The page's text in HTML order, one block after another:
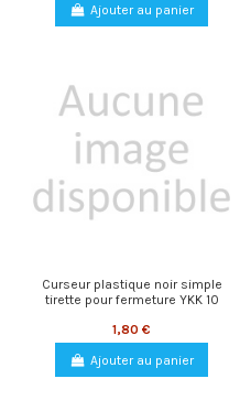
Ajouter au panier
Curseur plastique noir simple
tirette pour fermeture YKK 10
1,80 €
Ajouter au panier